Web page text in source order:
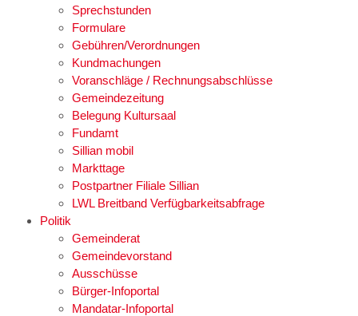
Sprechstunden
Formulare
Gebühren/Verordnungen
Kundmachungen
Voranschläge / Rechnungsabschlüsse
Gemeindezeitung
Belegung Kultursaal
Fundamt
Sillian mobil
Markttage
Postpartner Filiale Sillian
LWL Breitband Verfügbarkeitsabfrage
Politik
Gemeinderat
Gemeindevorstand
Ausschüsse
Bürger-Infoportal
Mandatar-Infoportal